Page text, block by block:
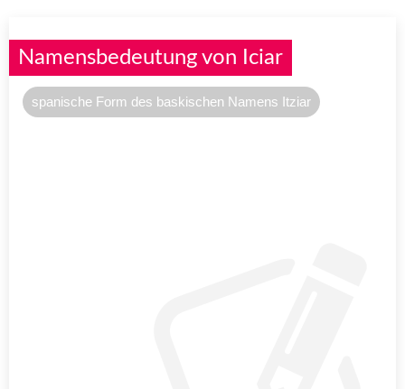
Namensbedeutung von Iciar
spanische Form des baskischen Namens Itziar